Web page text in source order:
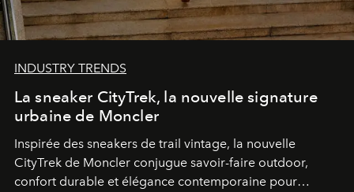
INDUSTRY TRENDS
La sneaker CityTrek, la nouvelle signature
urbaine de Moncler
Inspirée des sneakers de trail vintage, la nouvelle
CityTrek de Moncler conjugue savoir-faire outdoor,
confort durable et élégance contemporaine pour